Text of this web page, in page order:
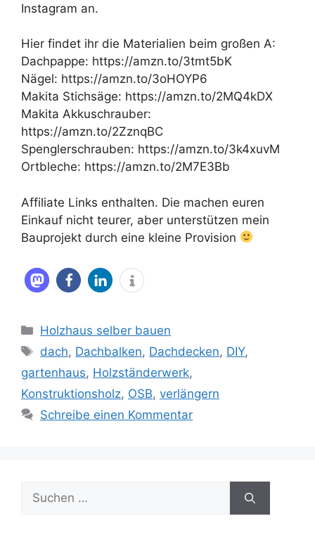
Instagram an.
Hier findet ihr die Materialien beim großen A:
Dachpappe: https://amzn.to/3tmt5bK
Nägel: https://amzn.to/3oHOYP6
Makita Stichsäge: https://amzn.to/2MQ4kDX
Makita Akkuschrauber:
https://amzn.to/2ZznqBC
Spenglerschrauben: https://amzn.to/3k4xuvM
Ortbleche: https://amzn.to/2M7E3Bb
Affiliate Links enthalten. Die machen euren
Einkauf nicht teurer, aber unterstützen mein
Bauprojekt durch eine kleine Provision
Kategorien
Holzhaus selber bauen
Schlagwörter
dach, Dachbalken, Dachdecken, DIY,
gartenhaus, Holzständerwerk,
Konstruktionsholz, OSB, verlängern
Schreibe einen Kommentar
Suche
nach: